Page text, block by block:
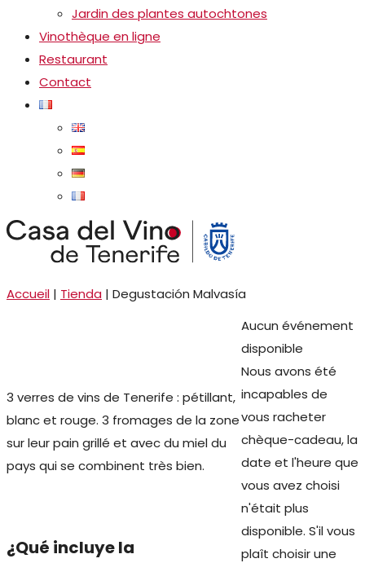
Jardin des plantes autochtones
Vinothèque en ligne
Restaurant
Contact
Accueil | Tienda | Degustación Malvasía
3 verres de vins de Tenerife : pétillant,
blanc et rouge. 3 fromages de la zone
sur leur pain grillé et avec du miel du
pays qui se combinent très bien.
¿Qué incluye la
Aucun événement
disponible
Nous avons été
incapables de
vous racheter
chèque-cadeau, la
date et l'heure que
vous avez choisi
n'était plus
disponible. S'il vous
plaît choisir une